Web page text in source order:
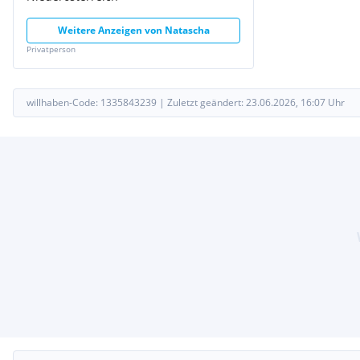
Weitere Anzeigen von Natascha
Privatperson
willhaben-Code: 1335843239 | Zuletzt geändert: 23.06.2026, 16:07 Uhr